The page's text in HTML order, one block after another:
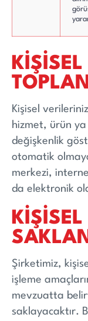
Kişisel
hizmet, ürün
değişkenlik
otomatik
merkezi,
da elektronik
Şirketimiz,
işleme
mevzuatta
saklayacaktır.